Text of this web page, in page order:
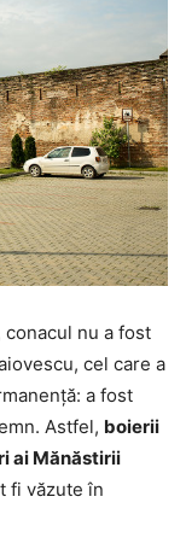
nu a fost
cel care a
a fost
Astfel, boierii
ai Mănăstirii
fi văzute în